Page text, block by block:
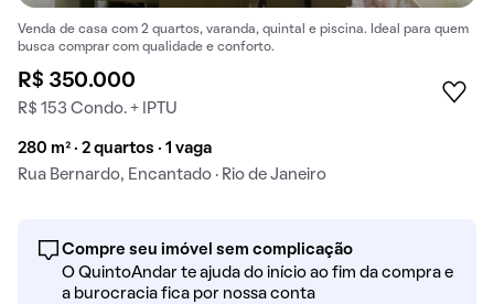
Venda de casa com 2 quartos, varanda, quintal e piscina. Ideal para quem
busca comprar com qualidade e conforto.
R$ 350.000
R$ 153 Condo. + IPTU
280 m² · 2 quartos · 1 vaga
Rua Bernardo, Encantado · Rio de Janeiro
Compre seu imóvel sem complicação
O QuintoAndar te ajuda do início ao fim da compra e
a burocracia fica por nossa conta